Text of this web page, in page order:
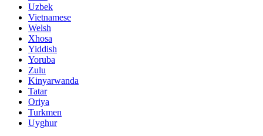
Uzbek
Vietnamese
Welsh
Xhosa
Yiddish
Yoruba
Zulu
Kinyarwanda
Tatar
Oriya
Turkmen
Uyghur